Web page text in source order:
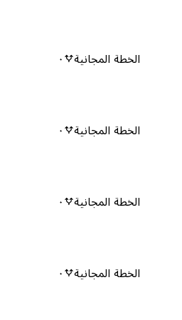
الخطة المجانية ٠
الخطة المجانية ٠
الخطة المجانية ٠
الخطة المجانية ٠